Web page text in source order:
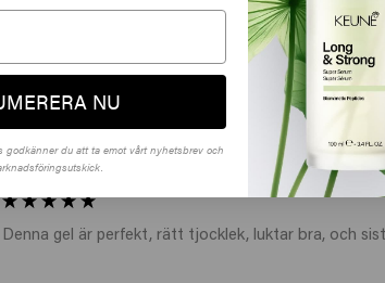
En mycket bra och hållfast hår gel
Denna gel är perfekt, rätt tjocklek, luktar bra, och
Klicka på Gå
🇺🇸 United
NU
godkänner du att ta emot vårt nyhetsbrev och